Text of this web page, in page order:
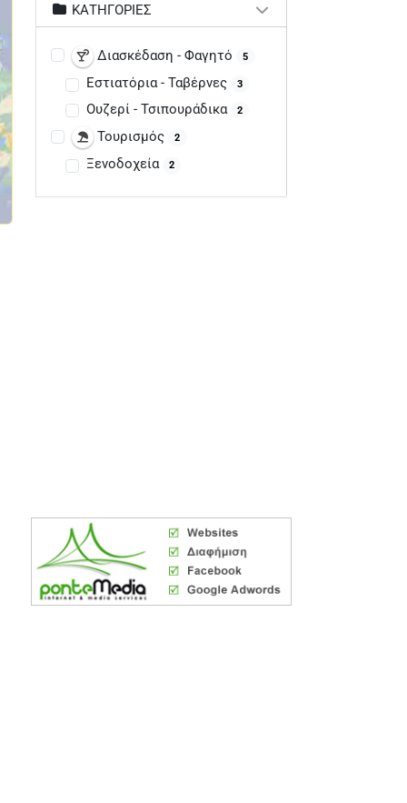
ΚΑΤΗΓΟΡΊΕΣ
Διασκέδαση - Φαγητό 5
Εστιατόρια - Ταβέρνες 3
Ουζερί - Τσιπουράδικα 2
Τουρισμός 2
Ξενοδοχεία 2